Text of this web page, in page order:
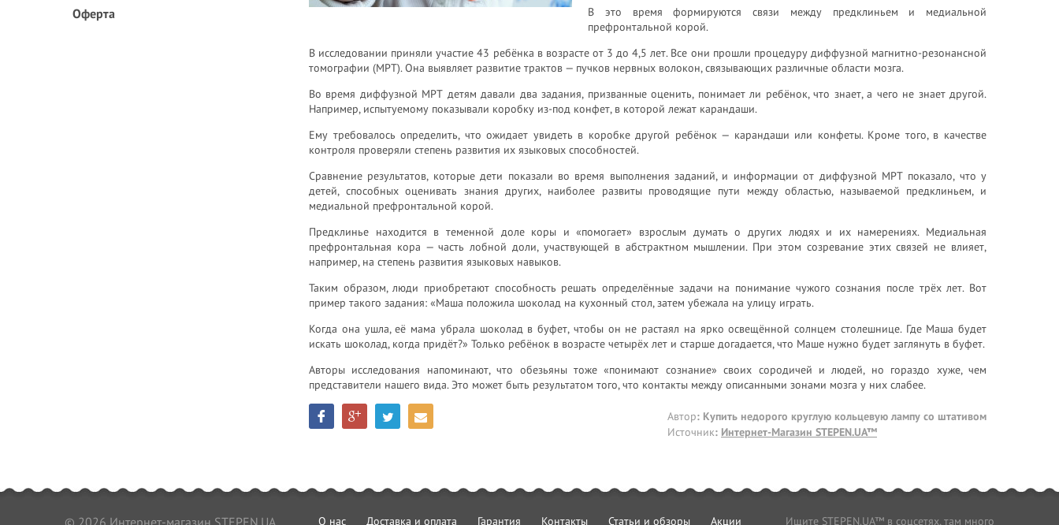
Оферта
В это время формируются связи между предклиньем и медиальной
префронтальной корой.
В исследовании приняли участие 43 ребёнка в возрасте от 3 до 4,5 лет. Все они прошли процедуру диффузной магнитно-резонансной
томографии (МРТ). Она выявляет развитие трактов — пучков нервных волокон, связывающих различные области мозга.
Во время диффузной МРТ детям давали два задания, призванные оценить, понимает ли ребёнок, что знает, а чего не знает другой.
Например, испытуемому показывали коробку из-под конфет, в которой лежат карандаши.
Ему требовалось определить, что ожидает увидеть в коробке другой ребёнок — карандаши или конфеты. Кроме того, в качестве
контроля проверяли степень развития их языковых способностей.
Сравнение результатов, которые дети показали во время выполнения заданий, и информации от диффузной МРТ показало, что у
детей, способных оценивать знания других, наиболее развиты проводящие пути между областью, называемой предклиньем, и
медиальной префронтальной корой.
Предклинье находится в теменной доле коры и «помогает» взрослым думать о других людях и их намерениях. Медиальная
префронтальная кора — часть лобной доли, участвующей в абстрактном мышлении. При этом созревание этих связей не влияет,
например, на степень развития языковых навыков.
Таким образом, люди приобретают способность решать определённые задачи на понимание чужого сознания после трёх лет. Вот
пример такого задания: «Маша положила шоколад на кухонный стол, затем убежала на улицу играть.
Когда она ушла, её мама убрала шоколад в буфет, чтобы он не растаял на ярко освещённой солнцем столешнице. Где Маша будет
искать шоколад, когда придёт?» Только ребёнок в возрасте четырёх лет и старше догадается, что Маше нужно будет заглянуть в буфет.
Авторы исследования напоминают, что обезьяны тоже «понимают сознание» своих сородичей и людей, но гораздо хуже, чем
представители нашего вида. Это может быть результатом того, что контакты между описанными зонами мозга у них слабее.
Автор: Купить недорого круглую кольцевую лампу со штативом
Источник: Интернет-Магазин STEPEN.UA™
© 2026 Интернет-магазин STEPEN.UA О нас Доставка и оплата Гарантия Контакты Статьи и обзоры Акции Ищите STEPEN.UA™ в соцсетях, там много